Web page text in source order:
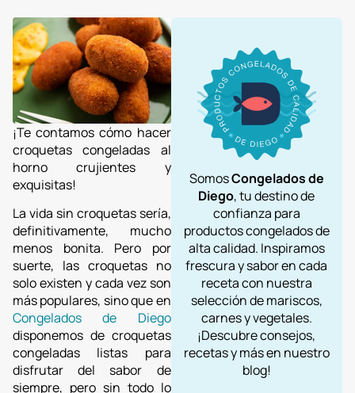
¡Te contamos cómo hacer
croquetas congeladas al
horno crujientes y
exquisitas!
La vida sin croquetas sería,
definitivamente, mucho
menos bonita. Pero por
suerte, las croquetas no
solo existen y cada vez son
más populares, sino que en
Congelados de Diego
disponemos de croquetas
congeladas listas para
disfrutar del sabor de
siempre, pero sin todo lo
SomosCongelados de
Diego, tu destino de
confianza para
productos congelados de
alta calidad. Inspiramos
frescura y sabor en cada
receta con nuestra
selección de mariscos,
carnes y vegetales.
¡Descubre consejos,
recetas y más en nuestro
blog!